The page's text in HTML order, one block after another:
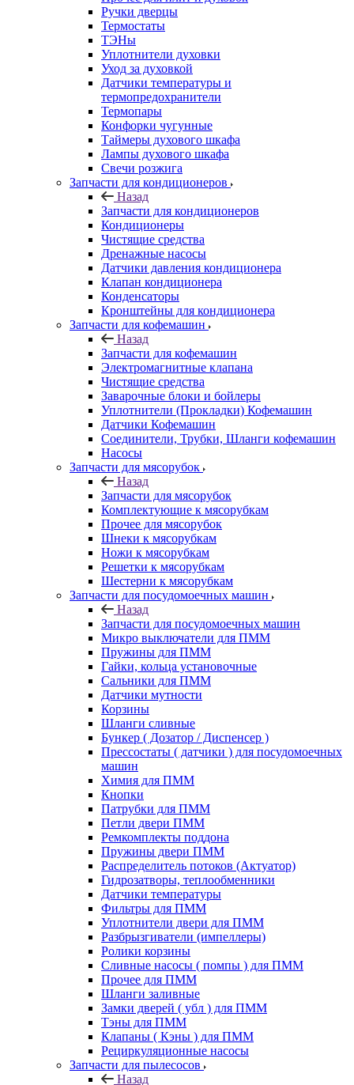
Ручки дверцы
Термостаты
ТЭНы
Уплотнители духовки
Уход за духовкой
Датчики температуры и
термопредохранители
Термопары
Конфорки чугунные
Таймеры духового шкафа
Лампы духового шкафа
Свечи розжига
Запчасти для кондиционеров
Назад
Запчасти для кондиционеров
Кондиционеры
Чистящие средства
Дренажные насосы
Датчики давления кондиционера
Клапан кондиционера
Конденсаторы
Кронштейны для кондиционера
Запчасти для кофемашин
Назад
Запчасти для кофемашин
Электромагнитные клапана
Чистящие средства
Заварочные блоки и бойлеры
Уплотнители (Прокладки) Кофемашин
Датчики Кофемашин
Соединители, Трубки, Шланги кофемашин
Насосы
Запчасти для мясорубок
Назад
Запчасти для мясорубок
Комплектующие к мясорубкам
Прочее для мясорубок
Шнеки к мясорубкам
Ножи к мясорубкам
Решетки к мясорубкам
Шестерни к мясорубкам
Запчасти для посудомоечных машин
Назад
Запчасти для посудомоечных машин
Микро выключатели для ПММ
Пружины для ПММ
Гайки, кольца установочные
Сальники для ПММ
Датчики мутности
Корзины
Шланги сливные
Бункер ( Дозатор / Диспенсер )
Прессостаты ( датчики ) для посудомоечных
машин
Химия для ПММ
Кнопки
Патрубки для ПММ
Петли двери ПММ
Ремкомплекты поддона
Пружины двери ПММ
Распределитель потоков (Актуатор)
Гидрозатворы, теплообменники
Датчики температуры
Фильтры для ПММ
Уплотнители двери для ПММ
Разбрызгиватели (импеллеры)
Ролики корзины
Сливные насосы ( помпы ) для ПММ
Прочее для ПММ
Шланги заливные
Замки дверей ( убл ) для ПММ
Тэны для ПММ
Клапаны ( Кэны ) для ПММ
Рециркуляционные насосы
Запчасти для пылесосов
Назад